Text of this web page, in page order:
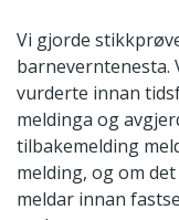
Vi gjorde
barneverntenesta.
vurderte innan
meldinga og
tilbakemelding
melding, og om
meldar innan